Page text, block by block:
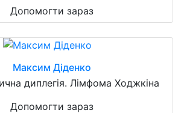
Допомогти зараз
Максим Діденко
диплегія. Лімфома Ходжкіна
Допомогти зараз